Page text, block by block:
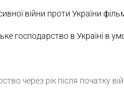
війни проти України
господарство в Україні в
через рік після початку